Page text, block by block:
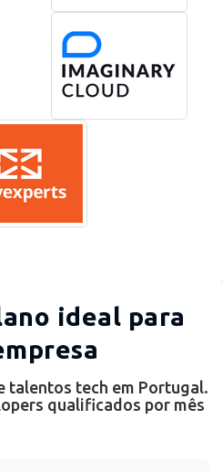
ideal para
talentos tech em Portugal.
qualificados por mês